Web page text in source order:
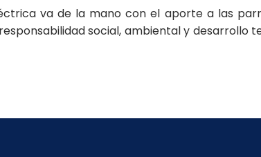
va de la mano con el aporte a las
social, ambiental y desarrollo